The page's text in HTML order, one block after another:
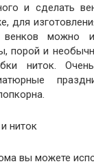
и сделать
для
венков можно
порой и
ниток.
ниток
вы можете